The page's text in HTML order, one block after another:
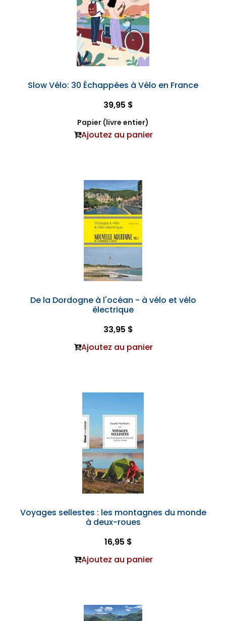
Slow Vélo: 30 Échappées à Vélo en France
39,95 $
Papier (livre entier)
Ajoutez au panier
De la Dordogne à l'océan - à vélo et vélo
électrique
33,95 $
Ajoutez au panier
Voyages sellestes : les montagnes du monde
à deux-roues
16,95 $
Ajoutez au panier